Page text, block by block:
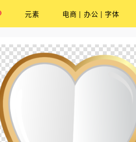
元素 电商 | 办公 | 字体